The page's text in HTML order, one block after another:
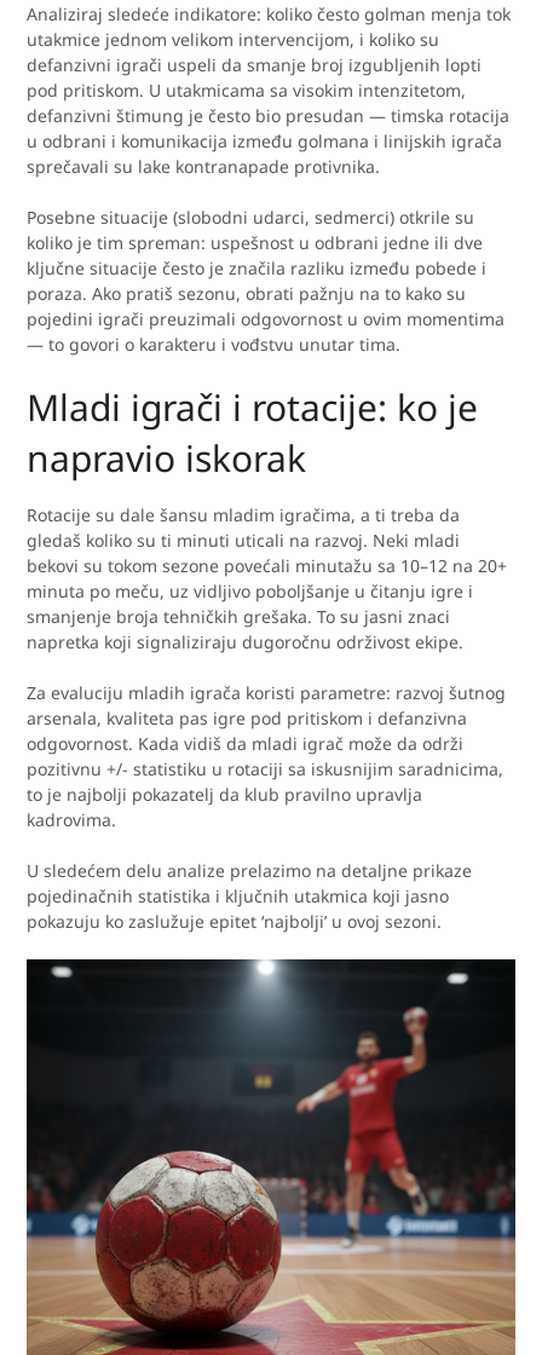
Analiziraj sledeće indikatore: koliko često golman menja tok
utakmice jednom velikom intervencijom, i koliko su
defanzivni igrači uspeli da smanje broj izgubljenih lopti
pod pritiskom. U utakmicama sa visokim intenzitetom,
defanzivni štimung je često bio presudan — timska rotacija
u odbrani i komunikacija između golmana i linijskih igrača
sprečavali su lake kontranapade protivnika.
Posebne situacije (slobodni udarci, sedmerci) otkrile su
koliko je tim spreman: uspešnost u odbrani jedne ili dve
ključne situacije često je značila razliku između pobede i
poraza. Ako pratiš sezonu, obrati pažnju na to kako su
pojedini igrači preuzimali odgovornost u ovim momentima
— to govori o karakteru i vođstvu unutar tima.
Mladi igrači i rotacije: ko je
napravio iskorak
Rotacije su dale šansu mladim igračima, a ti treba da
gledaš koliko su ti minuti uticali na razvoј. Neki mladi
bekovi su tokom sezone povećali minutažu sa 10–12 na 20+
minuta po meču, uz vidljivo poboljšanje u čitanju igre i
smanjenje broja tehničkih grešaka. To su jasni znaci
napretka koji signaliziraju dugoročnu održivost ekipe.
Za evaluciju mladih igrača koristi parametre: razvoj šutnog
arsenala, kvaliteta pas igre pod pritiskom i defanzivna
odgovornost. Kada vidiš da mladi igrač može da održi
pozitivnu +/- statistiku u rotaciji sa iskusnijim saradnicima,
to je najbolji pokazatelj da klub pravilno upravlja
kadrovima.
U sledećem delu analize prelazimo na detaljne prikaze
pojedinačnih statistika i ključnih utakmica koji jasno
pokazuju ko zaslužuje epitet ‘najbolji’ u ovoj sezoni.